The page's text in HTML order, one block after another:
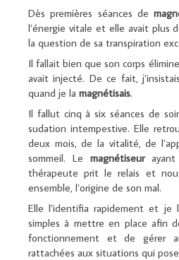
Dès premières séances de
l’énergie vitale et elle avait plus
la question de sa transpiration
Il fallait bien que son corps
avait injecté. De ce fait,
quand je la magnétisais.
Il fallut cinq à six séances de
sudation intempestive. Elle
deux mois, de la vitalité, de
sommeil. Le magnétiseurayant
thérapeute prit le relais et
ensemble, l’origine de son mal.
Elle l’identifia rapidement et je
simples à mettre en place afin
fonctionnement et de gérer
rattachées aux situations qui